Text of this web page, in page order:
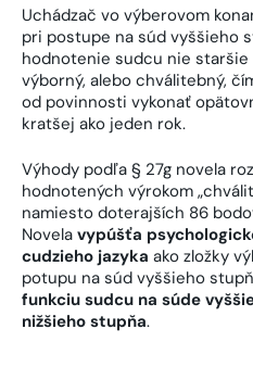
Uchádzač vo výberovom
pri postupe na súd vyššieho
hodnotenie sudcu nie staršie
výborný, alebo chválitebný,
od povinnosti vykonať
kratšej ako jeden rok.
Výhody podľa § 27g novela
hodnotených výrokom
namiesto doterajších 86
Novela vypúšťa
cudzieho jazyka ako zložky
potupu na súd vyššieho
funkciu sudcu na súde
nižšieho stupňa.